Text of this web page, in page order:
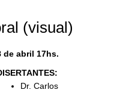
PisarelloyDra. Marisa
Spagnolo
(visual)
de abril 17hs.
Dr. Carlos